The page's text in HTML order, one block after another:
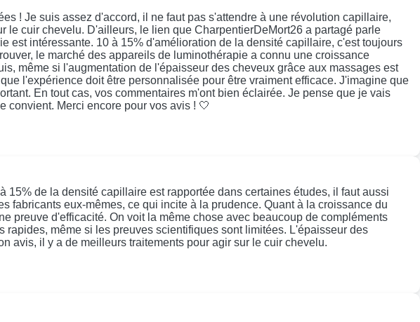
! Je suis assez d'accord, il ne faut pas s'attendre à une révolution capillaire,
le cuir chevelu. D'ailleurs, le lien que CharpentierDeMort26 a partagé parle
intéressante. 10 à 15% d'amélioration de la densité capillaire, c'est toujours
le marché des appareils de luminothérapie a connu une croissance
même si l'augmentation de l'épaisseur des cheveux grâce aux massages est
l'expérience doit être personnalisée pour être vraiment efficace. J'imagine que
En tout cas, vos commentaires m'ont bien éclairée. Je pense que je vais
convient. Merci encore pour vos avis ! 🤍
de la densité capillaire est rapportée dans certaines études, il faut aussi
fabricants eux-mêmes, ce qui incite à la prudence. Quant à la croissance du
preuve d'efficacité. On voit la même chose avec beaucoup de compléments
même si les preuves scientifiques sont limitées. L'épaisseur des
avis, il y a de meilleurs traitements pour agir sur le cuir chevelu.